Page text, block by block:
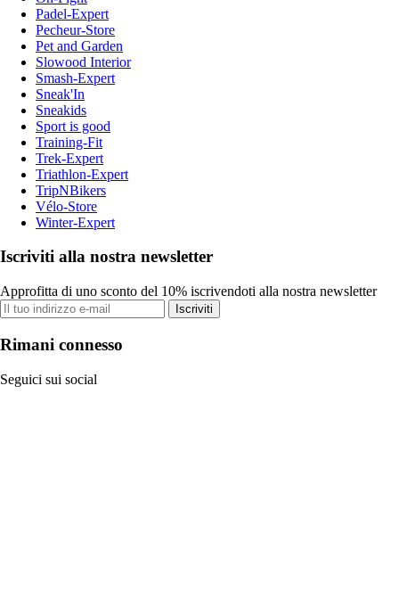
Padel-Expert
Pecheur-Store
Pet and Garden
Slowood Interior
Smash-Expert
Sneak'In
Sneakids
Sport is good
Training-Fit
Trek-Expert
Triathlon-Expert
TripNBikers
Vélo-Store
Winter-Expert
Iscriviti alla nostra newsletter
Approfitta di uno sconto del 10% iscrivendoti alla nostra newsletter
Iscriviti
Rimani connesso
Seguici sui social